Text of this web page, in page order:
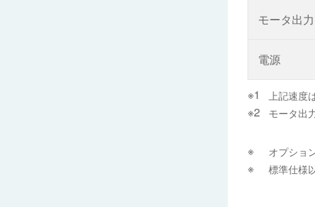
モータ出
電源
上記速度
モータ出
オプショ
標準仕様